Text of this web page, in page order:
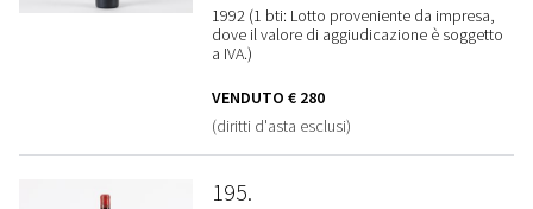
1992 (1 bti: Lotto proveniente da impresa,
dove il valore di aggiudicazione è soggetto
a IVA.)
VENDUTO € 280
(diritti d'asta esclusi)
195